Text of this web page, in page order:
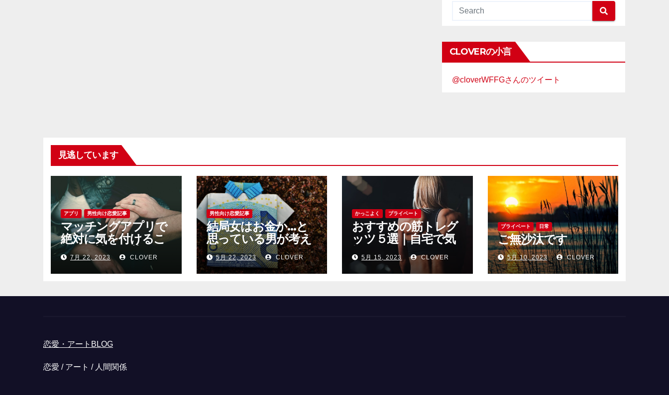
CLOVERの小言
@cloverWFFGさんのツイート
見逃しています
アプリ 男性向け恋愛記事
マッチングアプリで
絶対に気を付けるこ
と｜男性が見落とし
がちな恐怖心と警戒
心
7月 22, 2023 CLOVER
男性向け恋愛記事
結局女はお金か…と
思っている男が考え
るべきこと
5月 22, 2023 CLOVER
かっこよく プライベート
おすすめの筋トレグ
ッツ５選｜自宅で気
軽に使えるおすすめ
の筋トレグッツをご
紹介
5月 15, 2023 CLOVER
プライベート 日常
ご無沙汰です
5月 10, 2023 CLOVER
恋愛・アートBLOG
恋愛 / アート / 人間関係